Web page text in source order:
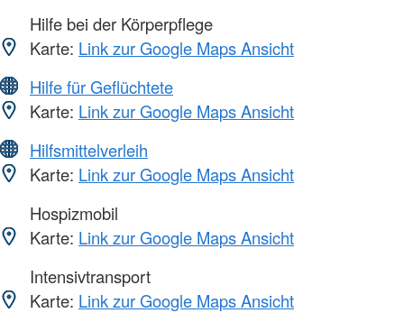
Hilfe bei der Körperpflege
Karte: Link zur Google Maps Ansicht
Hilfe für Geflüchtete
Karte: Link zur Google Maps Ansicht
Hilfsmittelverleih
Karte: Link zur Google Maps Ansicht
Hospizmobil
Karte: Link zur Google Maps Ansicht
Intensivtransport
Karte: Link zur Google Maps Ansicht